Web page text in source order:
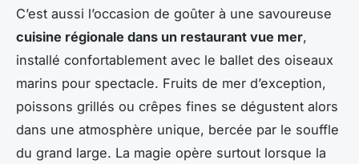
C’est aussi l’occasion de goûter à une savoureuse
cuisine régionale dans un restaurant vue mer,
installé confortablement avec le ballet des oiseaux
marins pour spectacle. Fruits de mer d’exception,
poissons grillés ou crêpes fines se dégustent alors
dans une atmosphère unique, bercée par le souffle
du grand large. La magie opère surtout lorsque la